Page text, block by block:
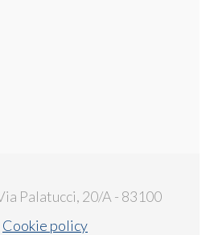
Palatucci, 20/A - 83100
Cookie policy